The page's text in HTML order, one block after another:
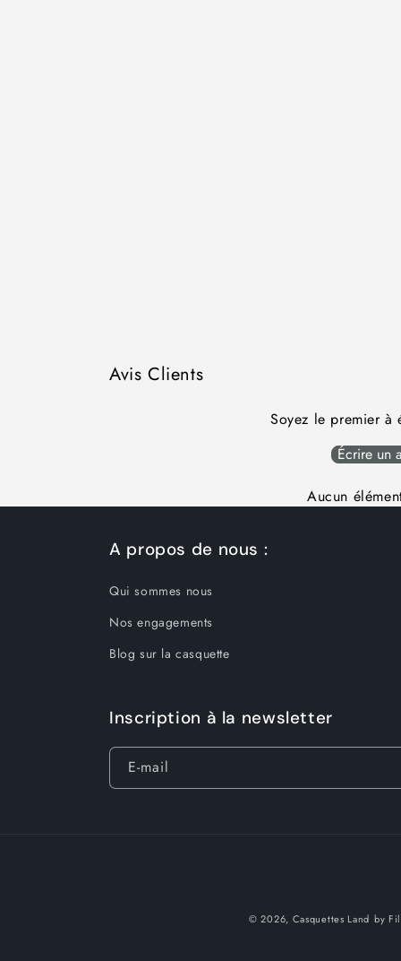
Avis Clients
Soyez le premier à
Écrire un
Aucun
A propos de nous :
Qui sommes nous
Nos engagements
Blog sur la casquette
Inscription à la newsletter
E-mail
© 2026, Casquettes Land by